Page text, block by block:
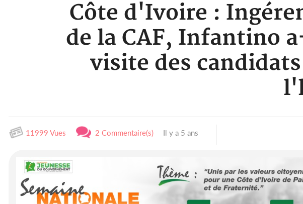
Côte d'Ivoire :
de la CAF, Infantino
visite des
11999 Vues 2 Commentaire(s) Il y a 5 ans